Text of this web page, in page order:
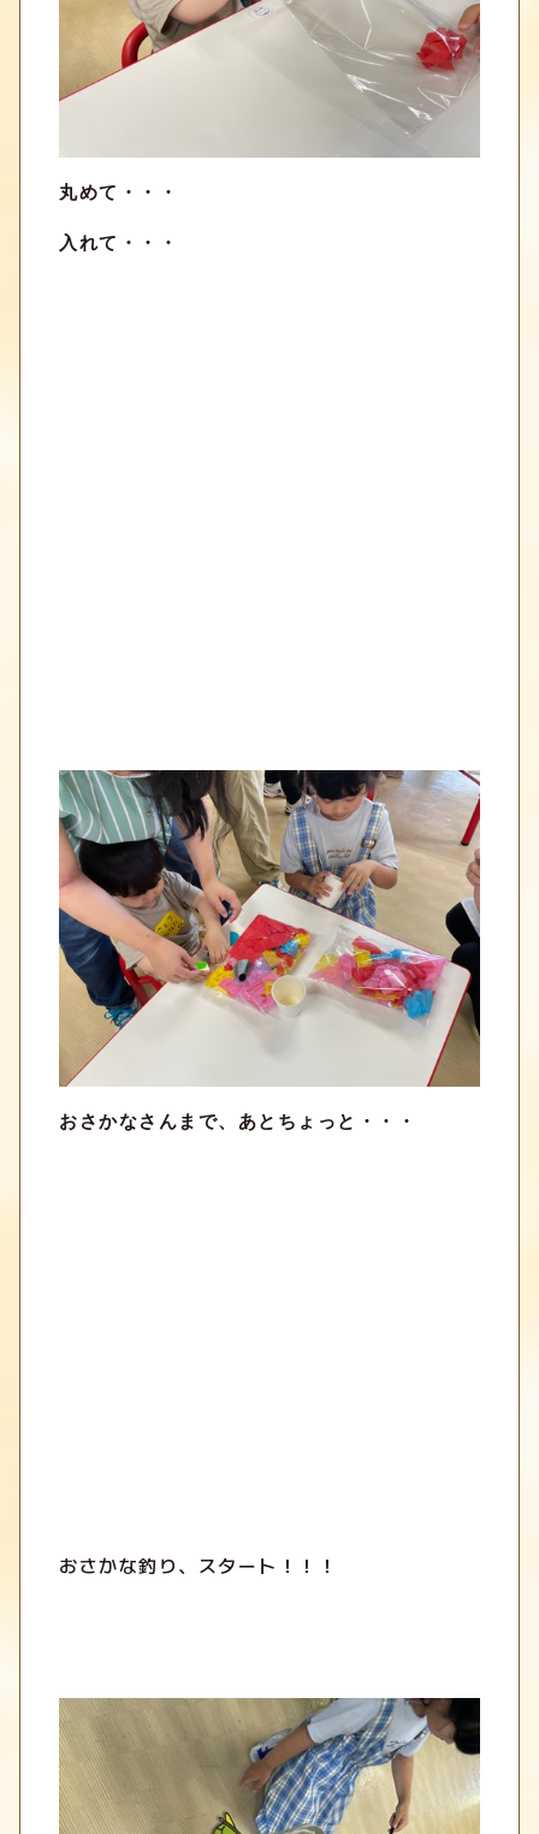
丸めて・・・
入れて・・・
おさかなさんまで、あとちょっと・・・
おさかな釣り、スタート！！！